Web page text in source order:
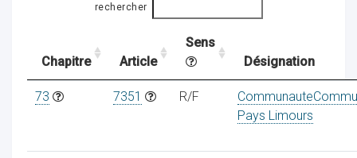
rechercher
Chapitre Article
Sens
Désignation
73 7351 R/F
Pays Limours